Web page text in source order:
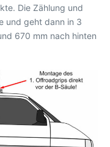
Die Zählung und
und geht dann in 3
670 mm nach hinten